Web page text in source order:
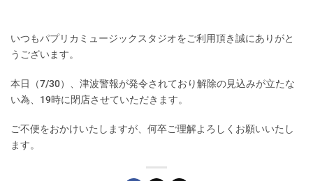
いつもパプリカミュージックスタジオをご利用頂き誠にありがと
うございます。
本日（7/30）、津波警報が発令されており解除の見込みが立たな
い為、19時に閉店させていただきます。
ご不便をおかけいたしますが、何卒ご理解よろしくお願いいたし
ます。